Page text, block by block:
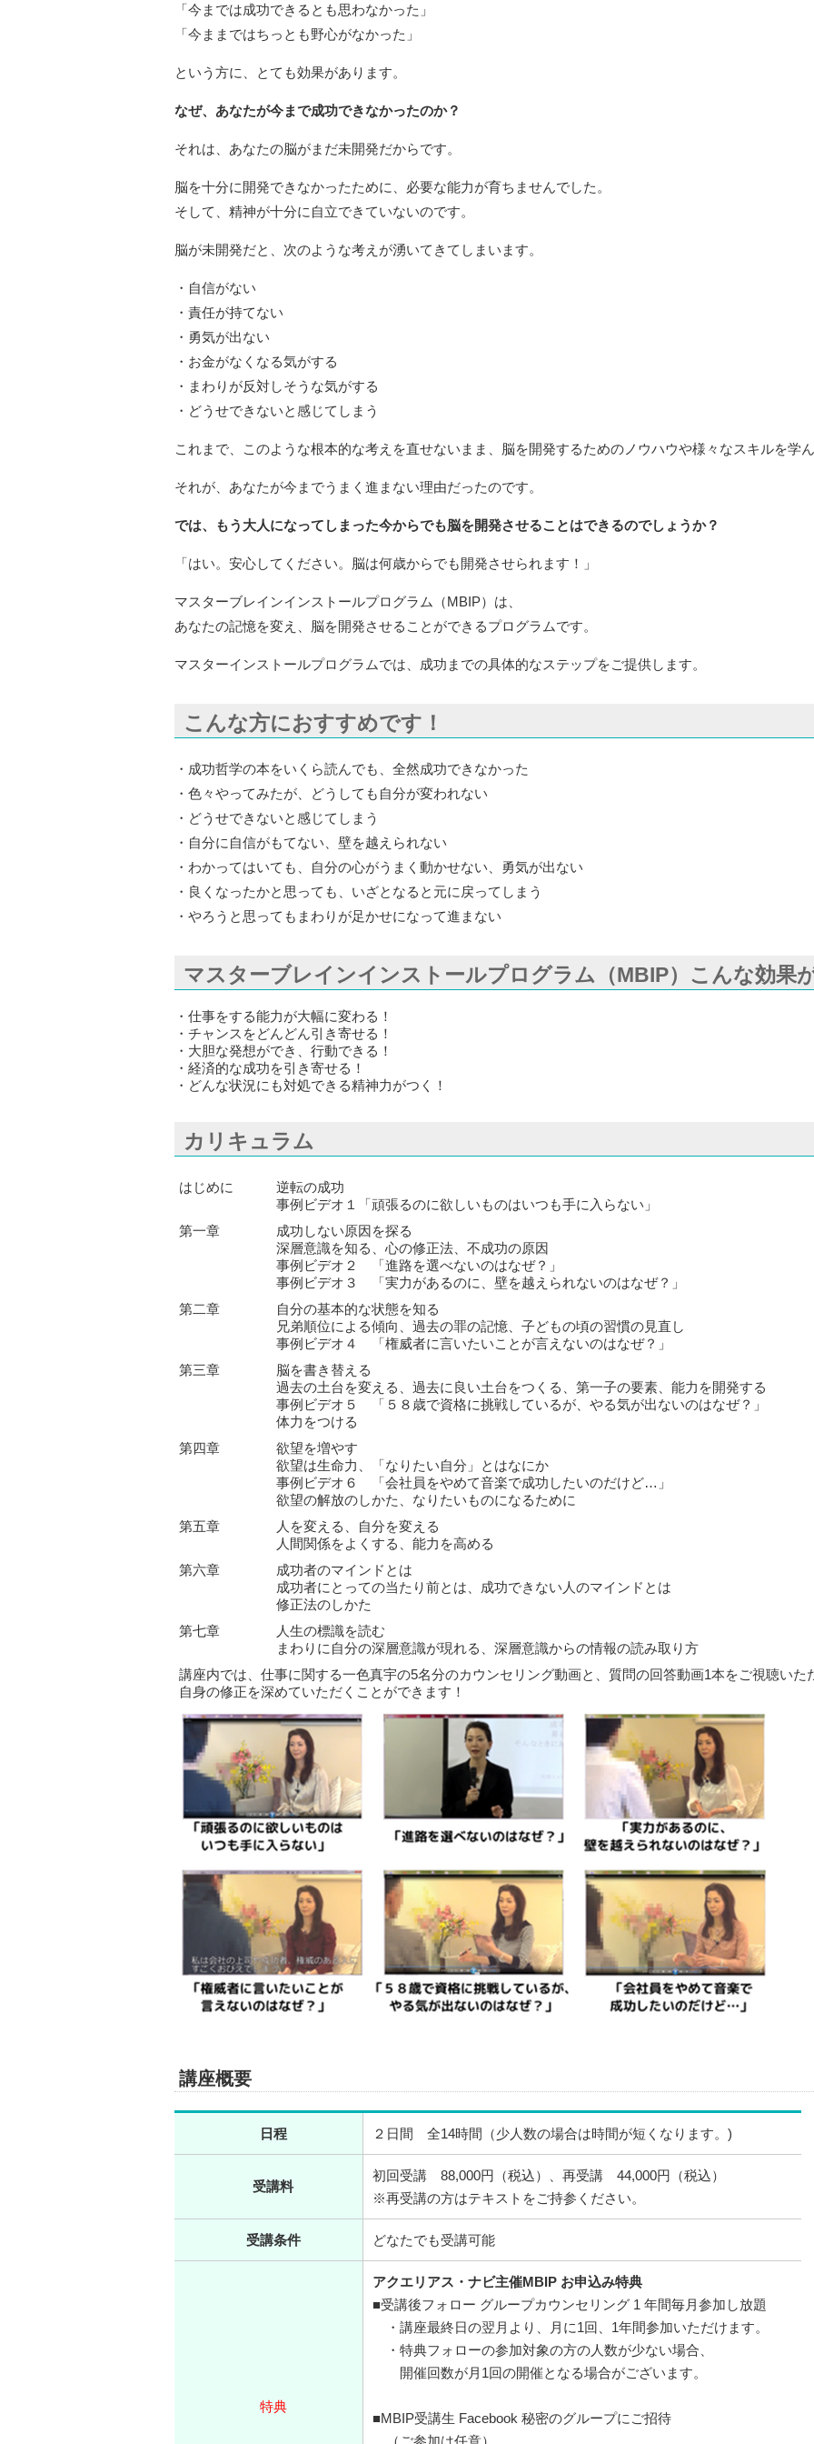
「今までは成功できるとも思わなかった」
「今ままではちっとも野心がなかった」
という方に、とても効果があります。
なぜ、あなたが今まで成功できなかったのか？
それは、あなたの脳がまだ未開発だからです。
脳を十分に開発できなかったために、必要な能力が育ちませんでした。
そして、精神が十分に自立できていないのです。
脳が未開発だと、次のような考えが湧いてきてしまいます。
・自信がない
・責任が持てない
・勇気が出ない
・お金がなくなる気がする
・まわりが反対しそうな気がする
・どうせできないと感じてしまう
これまで、このような根本的な考えを直せないまま、脳を開発するためのノウハウや様々なスキルを学ん
それが、あなたが今までうまく進まない理由だったのです。
では、もう大人になってしまった今からでも脳を開発させることはできるのでしょうか？
「はい。安心してください。脳は何歳からでも開発させられます！」
マスターブレインインストールプログラム（MBIP）は、
あなたの記憶を変え、脳を開発させることができるプログラムです。
マスターインストールプログラムでは、成功までの具体的なステップをご提供します。
こんな方におすすめです！
・成功哲学の本をいくら読んでも、全然成功できなかった
・色々やってみたが、どうしても自分が変われない
・どうせできないと感じてしまう
・自分に自信がもてない、壁を越えられない
・わかってはいても、自分の心がうまく動かせない、勇気が出ない
・良くなったかと思っても、いざとなると元に戻ってしまう
・やろうと思ってもまわりが足かせになって進まない
マスターブレインインストールプログラム（MBIP）こんな効果
・仕事をする能力が大幅に変わる！
・チャンスをどんどん引き寄せる！
・大胆な発想ができ、行動できる！
・経済的な成功を引き寄せる！
・どんな状況にも対処できる精神力がつく！
カリキュラム
はじめに
逆転の成功
事例ビデオ１「頑張るのに欲しいものはいつも手に入らない」
第一章
成功しない原因を探る
深層意識を知る、心の修正法、不成功の原因
事例ビデオ２ 「進路を選べないのはなぜ？」
事例ビデオ３ 「実力があるのに、壁を越えられないのはなぜ？」
第二章
自分の基本的な状態を知る
兄弟順位による傾向、過去の罪の記憶、子どもの頃の習慣の見直し
事例ビデオ４ 「権威者に言いたいことが言えないのはなぜ？」
第三章
脳を書き替える
過去の土台を変える、過去に良い土台をつくる、第一子の要素、能力を開発する
事例ビデオ５ 「５８歳で資格に挑戦しているが、やる気が出ないのはなぜ？」
体力をつける
第四章
欲望を増やす
欲望は生命力、「なりたい自分」とはなにか
事例ビデオ６ 「会社員をやめて音楽で成功したいのだけど…」
欲望の解放のしかた、なりたいものになるために
第五章
人を変える、自分を変える
人間関係をよくする、能力を高める
第六章
成功者のマインドとは
成功者にとっての当たり前とは、成功できない人のマインドとは
修正法のしかた
第七章
人生の標識を読む
まわりに自分の深層意識が現れる、深層意識からの情報の読み取り方
講座内では、仕事に関する一色真宇の5名分のカウンセリング動画と、質問の回答動画1本をご視聴い
自身の修正を深めていただくことができます！
講座概要
日程 ２日間 全14時間（少人数の場合は時間が短くなります。)
受講料
初回受講 88,000円（税込）、再受講 44,000円（税込）
※再受講の方はテキストをご持参ください。
受講条件 どなたでも受講可能
特典
アクエリアス・ナビ主催MBIP お申込み特典
■受講後フォロー グループカウンセリング 1 年間毎月参加し放題
・講座最終日の翌月より、月に1回、1年間参加いただけます。
・特典フォローの参加対象の方の人数が少ない場合、
開催回数が月1回の開催となる場合がございます。
■MBIP受講生 Facebook 秘密のグループにご招待
（ご参加は任意）